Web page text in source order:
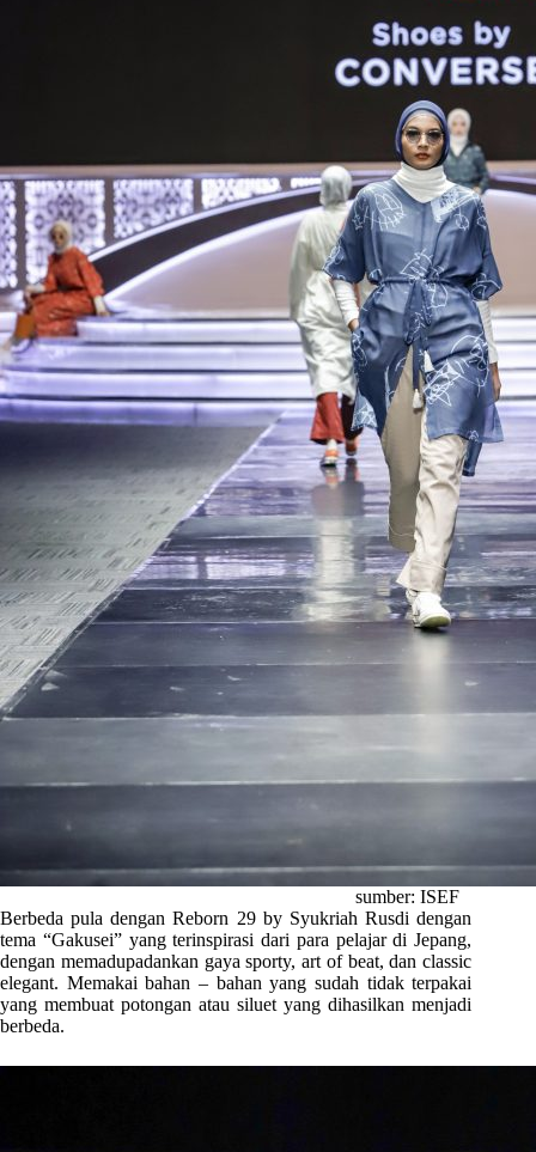
sumber: ISEF
Berbeda pula dengan Reborn 29 by Syukriah Rusdi dengan
tema “Gakusei” yang terinspirasi dari para pelajar di Jepang,
dengan memadupadankan gaya sporty, art of beat, dan classic
elegant. Memakai bahan – bahan yang sudah tidak terpakai
yang membuat potongan atau siluet yang dihasilkan menjadi
berbeda.